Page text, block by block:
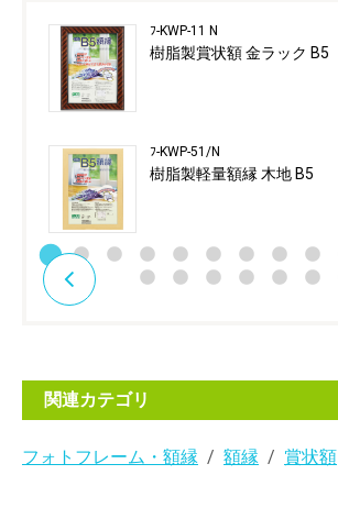
ﾌ-KWP-11 N
樹脂製賞状額 金ラック B5
ﾌ-KWP-51/N
樹脂製軽量額縁 木地 B5
関連カテゴリ
フォトフレーム・額縁 額縁 賞状額